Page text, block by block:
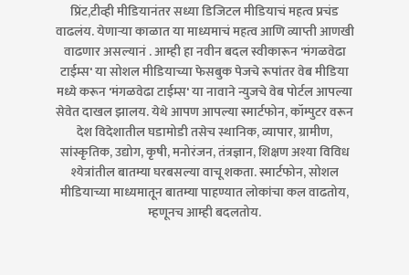
प्रिंट,टीव्ही मीडियानंतर सध्या डिजिटल मीडियाचं महत्व प्रचंड
वाढलंय. येणाऱ्या काळात या माध्यमाचं महत्व आणि व्याप्ती आणखी
वाढणार असल्यानं . आम्ही हा नवीन बदल स्वीकारून 'मंगळवेढा
टाईम्स' या सोशल मीडियाच्या फेसबुक पेजचे रूपांतर वेब मीडिया
मध्ये करून 'मंगळवेढा टाईम्स' या नावाने न्युजचे वेब पोर्टल आपल्या
सेवेत दाखल झालय. येथे आपण आपल्या स्मार्टफोन, कॉम्पुटर वरून
देश विदेशातील घडामोडी तसेच स्थानिक, व्यापार, ग्रामीण,
सांस्कृतिक, उद्योग, कृषी, मनोरंजन, तंत्रज्ञान, शिक्षण अश्या विविध
श्येत्रांतील बातम्या घरबसल्या वाचू शकता. स्मार्टफोन, सोशल
मीडियाच्या माध्यमातून बातम्या पाहण्यात लोकांचा कल वाढतोय,
म्हणूनच आम्ही बदलतोय.